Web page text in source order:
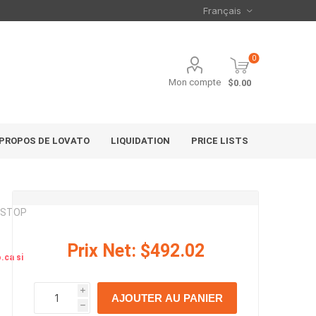
Mon compte
0
$0.00
DE LOVATO LIQUIDATION PRICE LISTS
si Prix Net: $492.02
i
h
h
AJOUTER AU PANIER